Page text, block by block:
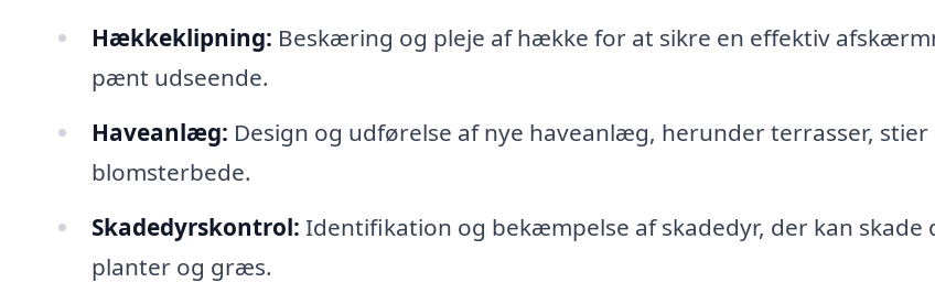
Hækkeklipning: Beskæring og pleje af hække for at sikre en effektiv
pænt udseende.
Haveanlæg: Design og udførelse af nye haveanlæg, herunder terrasser, stier
blomsterbede.
Skadedyrskontrol: Identifikation og bekæmpelse af skadedyr, der kan skade
planter og græs.